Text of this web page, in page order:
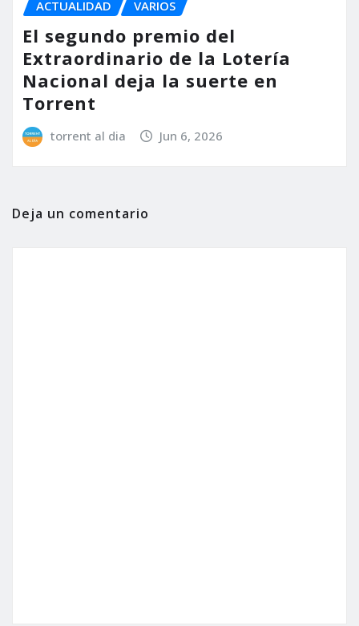
ACTUALIDAD VARIOS
El segundo premio del
Extraordinario de la Lotería
Nacional deja la suerte en
Torrent
torrent al dia Jun 6, 2026
Deja un comentario